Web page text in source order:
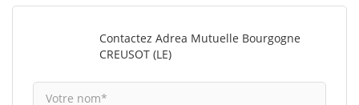
Contactez Adrea Mutuelle Bourgogne
CREUSOT (LE)